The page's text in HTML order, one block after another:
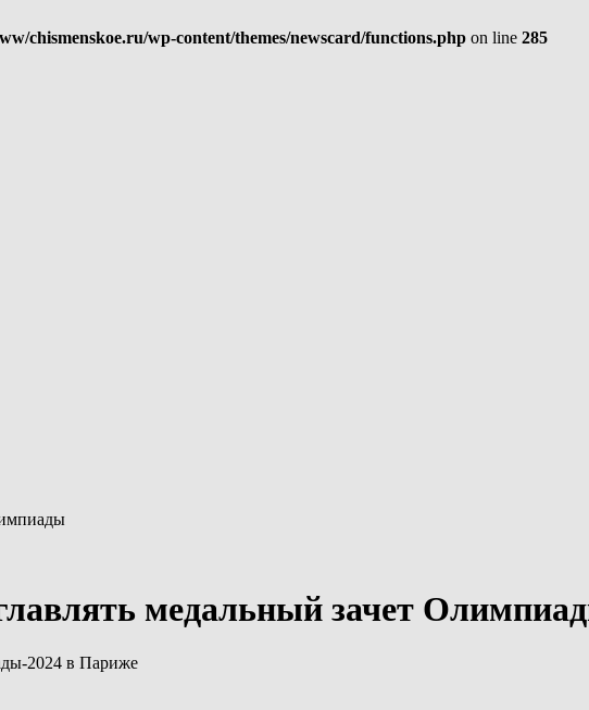
chismenskoe.ru/wp-content/themes/newscard/functions.php on line 285
медальный зачет
2024 в Париже